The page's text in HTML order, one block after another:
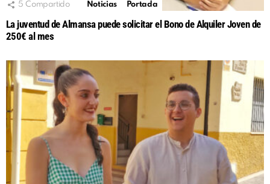
5 Compartido Noticias Portada
La juventud de Almansa puede solicitar el Bono de Alquiler Joven de
250€ al mes